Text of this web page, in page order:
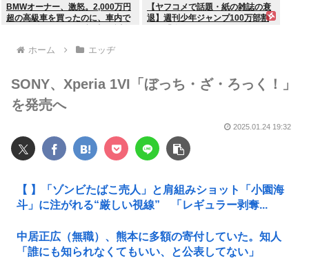
BMWオーナー、激怒。2,000万円
超の高級車を買ったのに、車内で
【ヤフコメで話題・紙の雑誌の衰
退】週刊少年ジャンプ100万部割
ホーム エッヂ
SONY、Xperia 1VI「ぼっち・ざ・ろっく！」
を発売へ
2025.01.24 19:32
【 】「ゾンビたばこ売人」と肩組みショット「小園海
斗」に注がれる“厳しい視線” 「レギュラー剥奪...
中居正広（無職）、熊本に多額の寄付していた。知人
「誰にも知られなくてもいい、と公表してない」